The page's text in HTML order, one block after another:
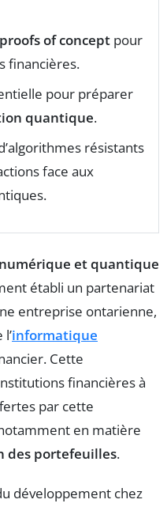
proofs of concept pour
financières.
pour préparer
quantique.
résistants
face aux
et quantique
établi un partenariat
entreprise ontarienne,
informatique
Cette
financières à
par cette
en matière
des portefeuilles.
développement chez